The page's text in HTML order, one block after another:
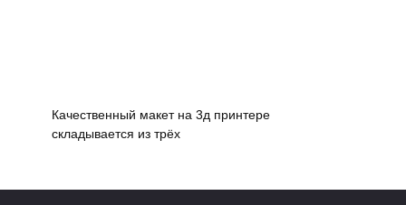
Качественный макет на 3д принтере
складывается из трёх